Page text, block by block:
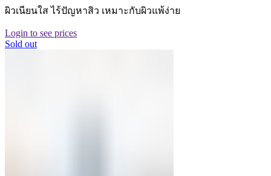
ผิวเนียนใส ไร้ปัญหาสิว เหมาะกับผิวแพ้ง่าย
Login to see prices
Sold out